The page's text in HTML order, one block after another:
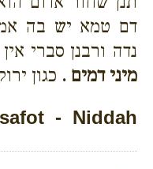
דם טמא יש בה
נדה ורבנן סברי
מיני דמים . כגון
- Niddah